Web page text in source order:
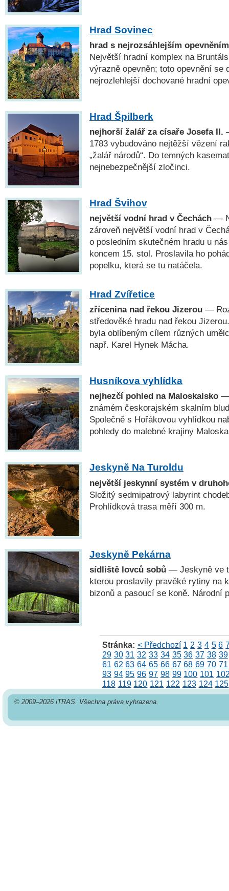
Hrad Sovinec
hrad s nejrozsáhlejším
Největší hradní komplex na
výrazně opevněn; toto opevnění se
nejrozlehlejší dochované hradní
Hrad Špilberk
nejhorší žalář za císaře Josefa II.
1783 vybudováno nejtěžší vězení
„žalář národů“. Do temných
nejnebezpečnější zločinci.
Hrad Švihov
největší vodní hrad v Čechách —
zároveň největší vodní hrad v
o posledním skutečném hradu u
koncem 15. stol. Proslavila ho
popelku, která se tu natáčela.
Hrad Zvířetice
zřícenina nad řekou Jizerou —
středověké hradu nad řekou
byla oblíbeným cílem různých
např. Karel Hynek Mácha.
Husníkova vyhlídka
nejhezčí pohled na Maloskalsko —
známém českorajském skalním
Společně s Hořákovou vyhlídkou
pohledy do malebné krajiny
Jeskyně Na Turoldu
největší jeskynní systém v
Složitý sedmipatrový labyrint
Prohlídková trasa měří 300 m.
Jeskyně Pekárna
sídliště lovců sobů — Jeskyně ve
kterou proslavily pravěké rytiny na
bizonů a pasoucí se koně. Národní
Stránka: < Předchozí 1 2 3 4 5 6
29 30 31 32 33 34 35 36 37 38 39
61 62 63 64 65 66 67 68 69 70 71
93 94 95 96 97 98 99 100 101
118 119 120 121 122 123 124 125
© 2009–2026 iTRAS. Všechna práva vyhrazena.